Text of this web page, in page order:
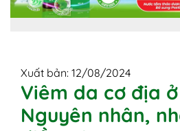
Xuất bản: 12/08/2024
Viêm da cơ địa
Nguyên nhân,